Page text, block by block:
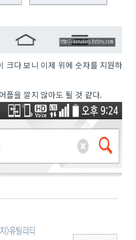
크다 보니 이제 위에 숫자를 지원하
플을 깔지 않아도 될 것 같다.